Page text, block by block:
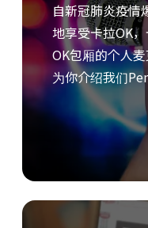
自新冠肺炎疫情
地享受卡拉OK
OK包厢的个人
为你介绍我们